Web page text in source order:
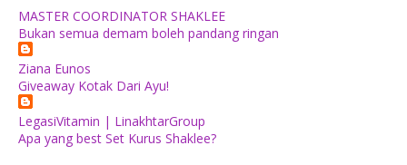
MASTER COORDINATOR SHAKLEE
Bukan semua demam boleh pandang ringan
Ziana Eunos
Giveaway Kotak Dari Ayu!
LegasiVitamin | LinakhtarGroup
Apa yang best Set Kurus Shaklee?